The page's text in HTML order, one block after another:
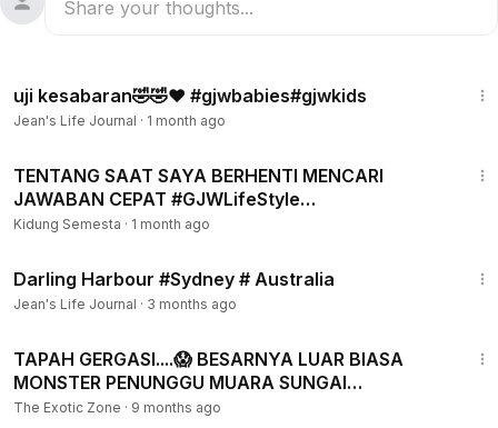
uji kesabaran🤣🤣❤️ #gjwbabies#gjwkids
Jean's Life Journal · 1 month ago
TENTANG SAAT SAYA BERHENTI MENCARI
JAWABAN CEPAT #GJWLifeStyle
#ceritayangbelumselesai #kidungsemesta
Kidung Semesta · 1 month ago
Darling Harbour #Sydney # Australia
Jean's Life Journal · 3 months ago
TAPAH GERGASI....😱 BESARNYA LUAR BIASA
MONSTER PENUNGGU MUARA SUNGAI
#ikanbesar #ikantapah
The Exotic Zone · 9 months ago